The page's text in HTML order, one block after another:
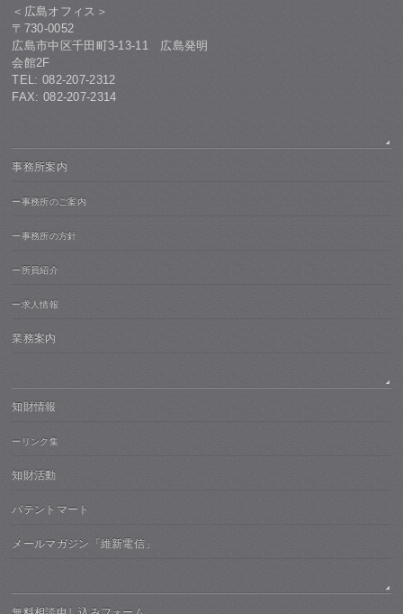
＜広島オフィス＞
〒730-0052
広島市中区千田町3-13-11 広島発明
会館2F
TEL: 082-207-2312
FAX: 082-207-2314
事務所案内
ー事務所のご案内
ー事務所の方針
ー所員紹介
ー求人情報
業務案内
知財情報
ーリンク集
知財活動
パテントマート
メールマガジン「維新電信」